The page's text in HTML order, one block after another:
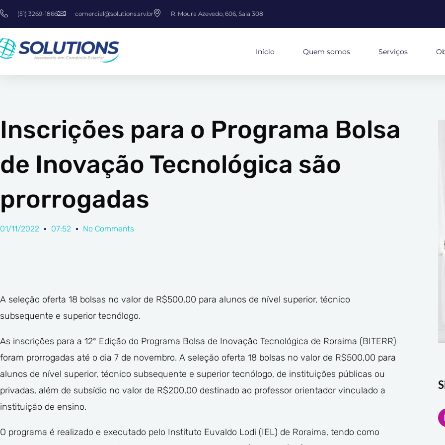
o
conteúdo
(51) 3269-1866 comercial@solutions.srv.br R. Moura Azevedo, 606, Sala 308
Início Quem somos Serviços
Inscrições para o Programa Bolsa
de Inovação Tecnológica são
prorrogadas
01/11/2022 07:52 No Comments
A seleção oferta 18 bolsas no valor de R$500,00 para alunos de nível superior, técnico
subsequente e superior tecnólogo.
As inscrições para a 12ª Edição do Programa Bolsa de Inovação Tecnológica de Roraima (BITERR)
foram prorrogadas até o dia 7 de novembro. A seleção oferta 18 bolsas no valor de R$500,00 para
alunos de nível superior, técnico subsequente e superior tecnólogo, de instituições públicas ou
privadas, além de subsídio no valor de R$200,00 destinado ao professor orientador vinculado a
instituição de ensino.
O programa é realizado e executado pelo Instituto Euvaldo Lodi (IEL) de Roraima, tendo como